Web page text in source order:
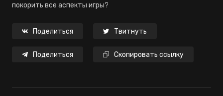
покорить все аспекты игры?
Поделиться Твитнуть
Поделиться Скопировать ссылку